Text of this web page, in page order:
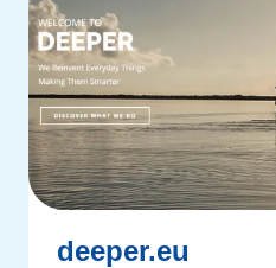
deeper.eu